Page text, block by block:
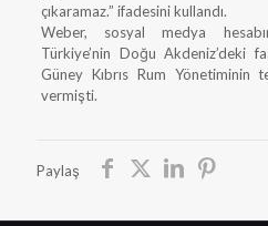
çıkaramaz.” ifadesini kullandı.
Weber, sosyal medya
Türkiye’nin Doğu Akdeniz’deki
Güney Kıbrıs Rum Yönetiminin
vermişti.
Paylaş